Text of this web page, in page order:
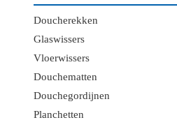
Doucherekken
Glaswissers
Vloerwissers
Douchematten
Douchegordijnen
Planchetten